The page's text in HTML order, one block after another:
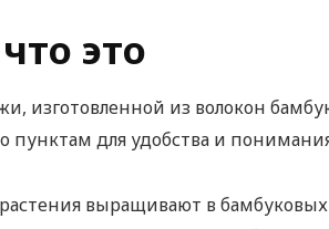
это
изготовленной из волокон
пунктам для удобства и
выращивают в бамбуковых